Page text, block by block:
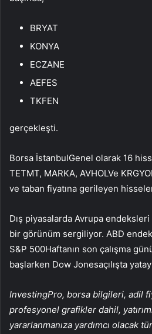
BRYAT
KONYA
ECZANE
AEFES
TKFEN
gerçekleşti.
Borsa İstanbulGenel olarak 16
TETMT, MARKA, AVHOLVe KRGYO
ve taban fiyatına gerileyen
Dış piyasalarda Avrupa endeksleri
bir görünüm sergiliyor. ABD
S&P 500Haftanın son çalışma
başlarken Dow Jonesaçılışta
InvestingPro, borsa bilgileri, adil
profesyonel grafikler dahil,
yararlanmanıza yardımcı olacak